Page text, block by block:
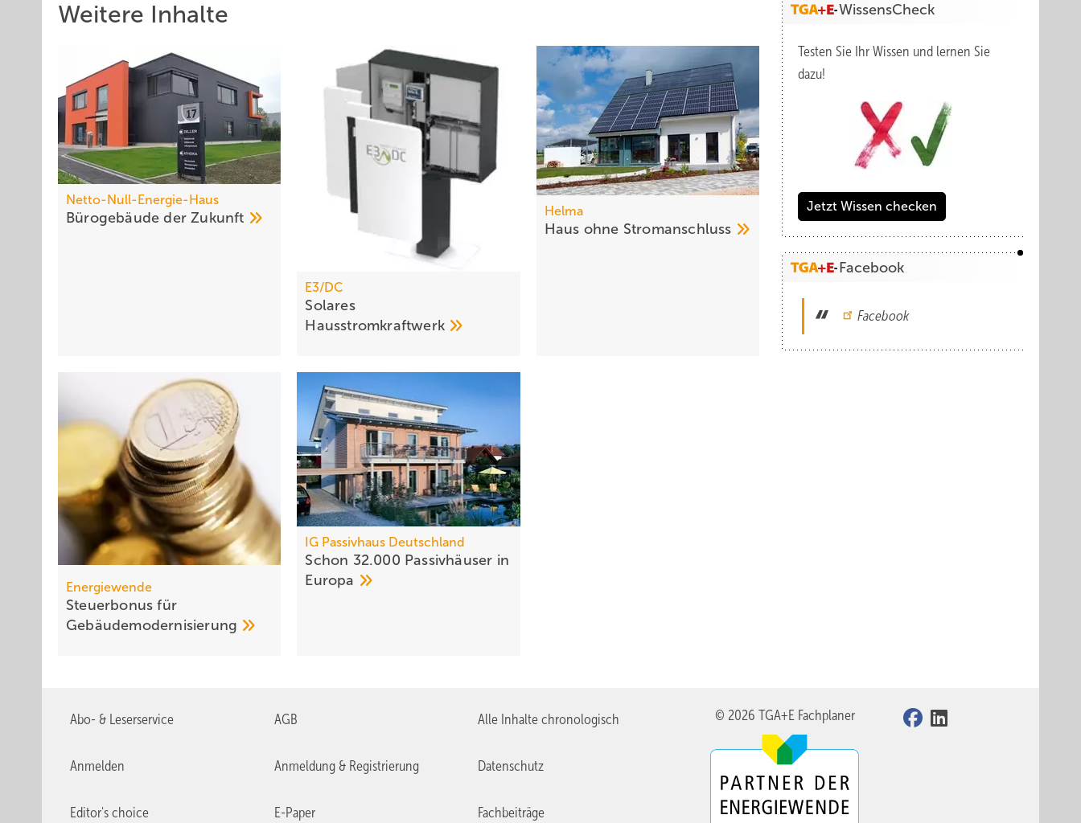
Weitere Inhalte
Netto-Null-Energie-Haus
Bürogebäude derZukunft
E3/DC
Solares
Hausstromkraftwerk
Helma
Haus ohne Stromanschluss
Energiewende
Steuerbonus für
Gebäudemodernisierung
IG Passivhaus Deutschland
Schon 32.000 Passivhäuser in
Europa
WissensCheck
Testen Sie Ihr Wissen und lernen Sie
dazu!
Jetzt Wissen checken
Facebook
Facebook
Abo- & Leserservice AGB Alle Inhalte chronologisch
Anmelden Anmeldung & Registrierung Datenschutz
Editor's choice E-Paper Fachbeiträge
© 2026 TGA+E Fachplaner